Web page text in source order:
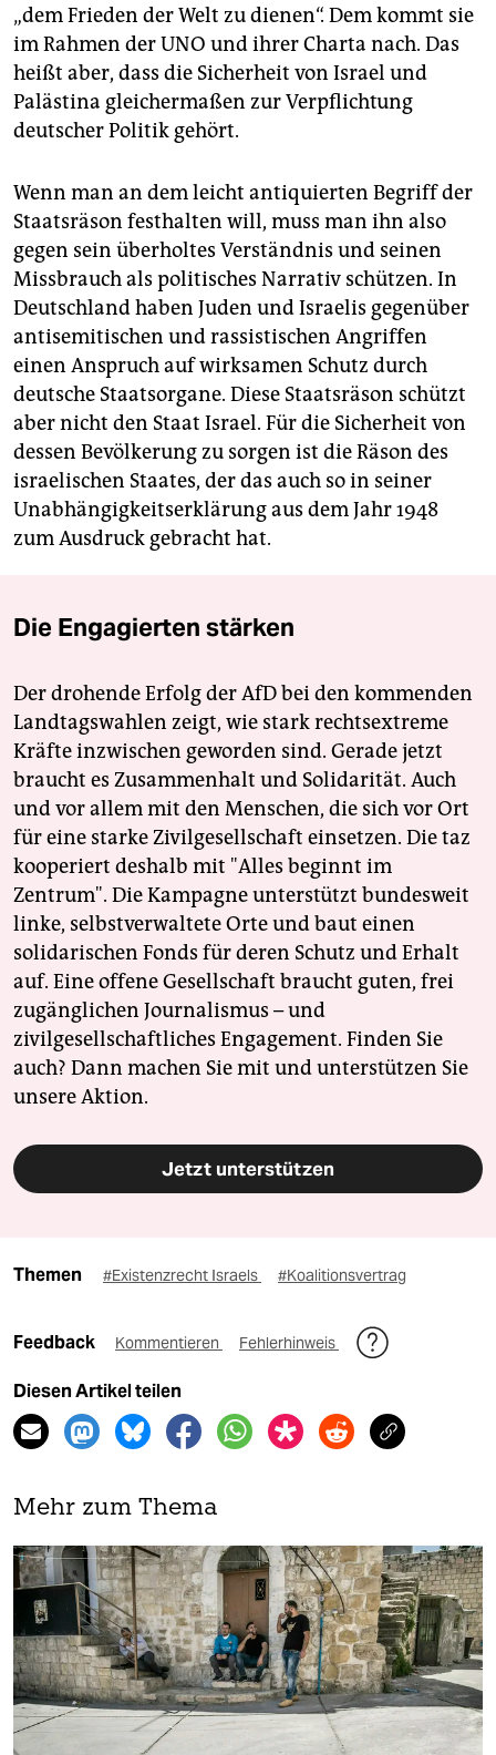
„dem Frieden der Welt zu dienen“. Dem kommt sie
im Rahmen der UNO und ihrer Charta nach. Das
heißt aber, dass die Sicherheit von Israel und
Palästina gleichermaßen zur Verpflichtung
deutscher Politik gehört.
Wenn man an dem leicht antiquierten Begriff der
Staatsräson festhalten will, muss man ihn also
gegen sein überholtes Verständnis und seinen
Missbrauch als politisches Narrativ schützen. In
Deutschland haben Juden und Israelis gegenüber
antisemitischen und rassistischen Angriffen
einen Anspruch auf wirksamen Schutz durch
deutsche Staatsorgane. Diese Staatsräson schützt
aber nicht den Staat Israel. Für die Sicherheit von
dessen Bevölkerung zu sorgen ist die Räson des
israelischen Staates, der das auch so in seiner
Unabhängigkeitserklärung aus dem Jahr 1948
zum Ausdruck gebracht hat.
Die Engagierten stärken
Der drohende Erfolg der AfD bei den kommenden
Landtagswahlen zeigt, wie stark rechtsextreme
Kräfte inzwischen geworden sind. Gerade jetzt
braucht es Zusammenhalt und Solidarität. Auch
und vor allem mit den Menschen, die sich vor Ort
für eine starke Zivilgesellschaft einsetzen. Die taz
kooperiert deshalb mit "Alles beginnt im
Zentrum". Die Kampagne unterstützt bundesweit
linke, selbstverwaltete Orte und baut einen
solidarischen Fonds für deren Schutz und Erhalt
auf. Eine offene Gesellschaft braucht guten, frei
zugänglichen Journalismus – und
zivilgesellschaftliches Engagement. Finden Sie
auch? Dann machen Sie mit und unterstützen Sie
unsere Aktion.
Jetzt unterstützen
Themen #Existenzrecht Israels #Koalitionsvertrag
Feedback Kommentieren Fehlerhinweis
Diesen Artikel teilen
Mehr zum Thema